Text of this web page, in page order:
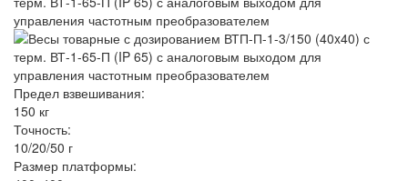
Предел взвешивания:
150 кг
Точность:
10/20/50 г
Размер платформы: